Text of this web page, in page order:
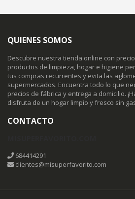
QUIENES SOMOS
Descubre nuestra tienda online con
productos de limpieza, hogar e higiene
tus compras recurrentes y evita las
supermercados. Encuentra todo lo que
precios de fábrica y entrega a domicilio.
disfruta de un hogar limpio y fresco sin
CONTACTO
684414291
clientes@misuperfavorito.com